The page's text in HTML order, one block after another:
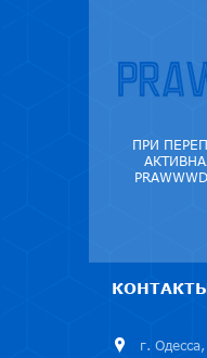
ПРИ
г.